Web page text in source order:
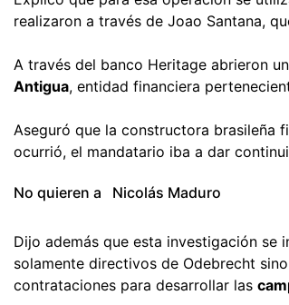
realizaron a través de Joao Santana,
A través del banco Heritage abrieron
Antigua, entidad financiera
Aseguró que la constructora brasileña
ocurrió, el mandatario iba a dar
No quieren a Nicolás Maduro
Dijo además que esta investigación se
solamente directivos de Odebrecht
contrataciones para desarrollar las